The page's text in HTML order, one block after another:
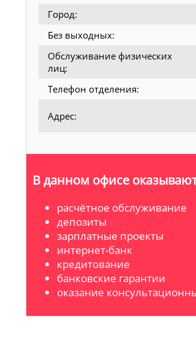
Город:
Без выходных:
Обслуживание физических
лиц:
Телефон отделения:
Адрес:
В данном офисе
расчётное обслуживание
депозиты
зарплатные проекты
интернет-банк
кредитование
банковские гарантии
оказание